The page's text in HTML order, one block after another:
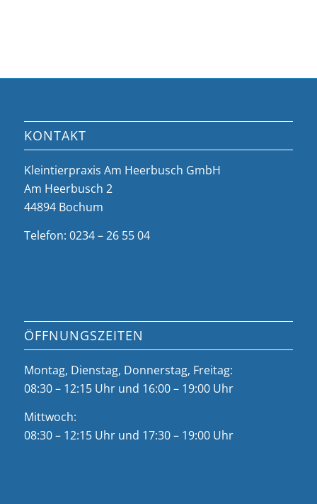
KONTAKT
Kleintierpraxis Am Heerbusch GmbH
Am Heerbusch 2
44894 Bochum
Telefon: 0234 – 26 55 04
ÖFFNUNGSZEITEN
Montag, Dienstag, Donnerstag, Freitag:
08:30 – 12:15 Uhr und 16:00 – 19:00 Uhr
Mittwoch:
08:30 – 12:15 Uhr und 17:30 – 19:00 Uhr